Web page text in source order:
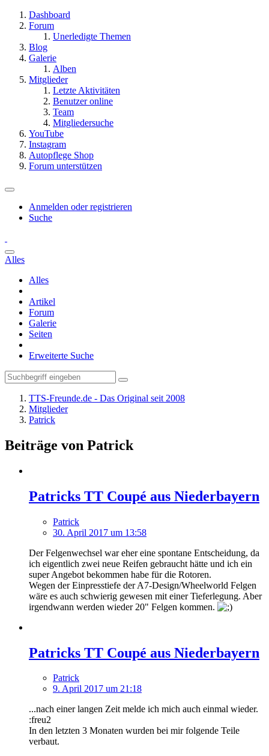
Dashboard
Forum
Unerledigte Themen
Blog
Galerie
Alben
Mitglieder
Letzte Aktivitäten
Benutzer online
Team
Mitgliedersuche
YouTube
Instagram
Autopflege Shop
Forum unterstützen
Anmelden oder registrieren
Suche
Alles
Alles
Artikel
Forum
Galerie
Seiten
Erweiterte Suche
TTS-Freunde.de - Das Original seit 2008
Mitglieder
Patrick
Beiträge von Patrick
Patricks TT Coupé aus Niederbayern
Patrick
30. April 2017 um 13:58
Der Felgenwechsel war eher eine spontane Entscheidung, da
ich eigentlich zwei neue Reifen gebraucht hätte und ich ein
super Angebot bekommen habe für die Rotoren.
Wegen der Einpresstiefe der A7-Design/Wheelworld Felgen
wäre es auch schwierig gewesen mit einer Tieferlegung. Aber
irgendwann werden wieder 20" Felgen kommen.
Patricks TT Coupé aus Niederbayern
Patrick
9. April 2017 um 21:18
...nach einer langen Zeit melde ich mich auch einmal wieder.
:freu2
In den letzten 3 Monaten wurden bei mir folgende Teile
verbaut.